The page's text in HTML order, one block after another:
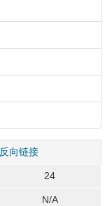
反向链接
24
N/A